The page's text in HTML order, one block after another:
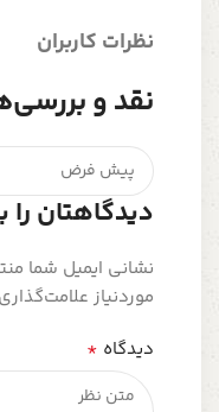
نظرات کاربران
نقد و
دیدگاهتان را
نشانی ایمیل شما
موردنیاز
دیدگاه *